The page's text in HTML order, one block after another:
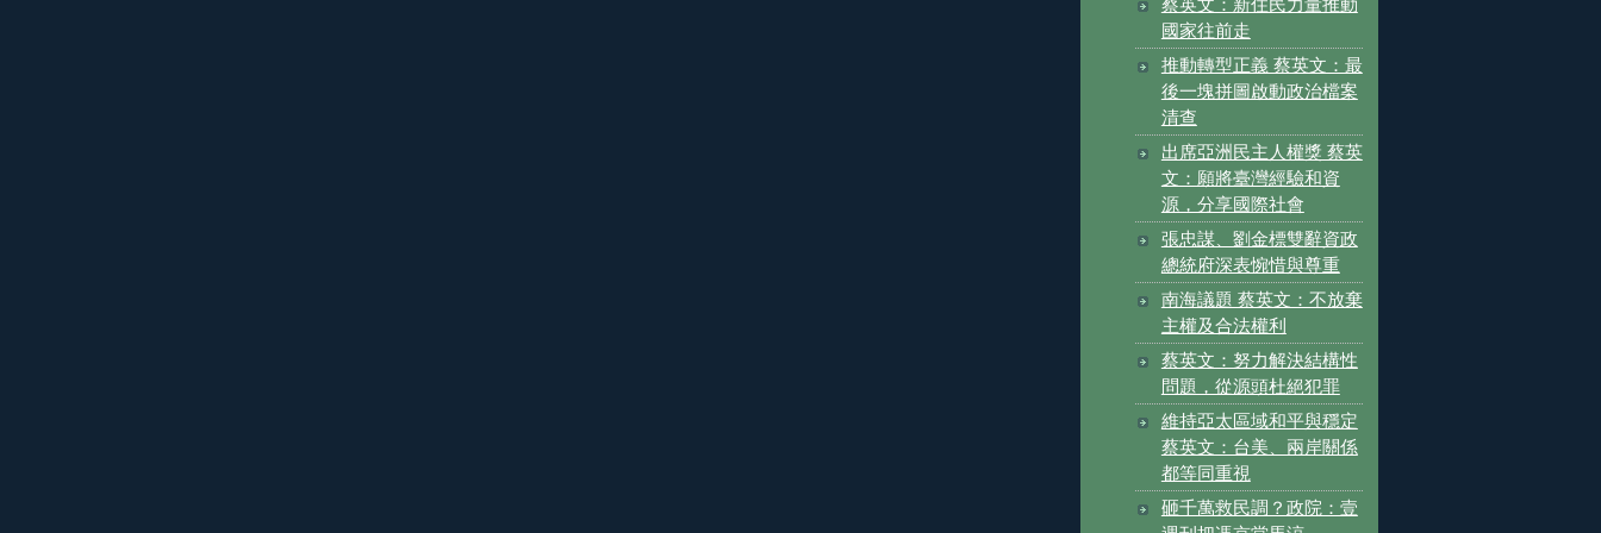
蔡英文：新住民力量推動
國家往前走
推動轉型正義 蔡英文：最
後一塊拼圖啟動政治檔案
清查
出席亞洲民主人權獎 蔡英
文：願將臺灣經驗和資
源，分享國際社會
張忠謀、劉金標雙辭資政
總統府深表惋惜與尊重
南海議題 蔡英文：不放棄
主權及合法權利
蔡英文：努力解決結構性
問題，從源頭杜絕犯罪
維持亞太區域和平與穩定
蔡英文：台美、兩岸關係
都等同重視
砸千萬救民調？政院：壹